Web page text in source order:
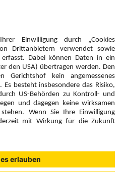
Inhalte: Standards und
Meldung